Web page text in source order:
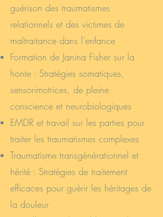
guérison des traumatismes
relationnels et des victimes de
maltraitance dans l'enfance
Formation de Janina Fisher sur la
honte : Stratégies somatiques,
sensorimotrices, de pleine
conscience et neurobiologiques
EMDR et travail sur les parties pour
traiter les traumatismes complexes
Traumatisme transgénérationnel et
hérité : Stratégies de traitement
efficaces pour guérir les héritages de
la douleur